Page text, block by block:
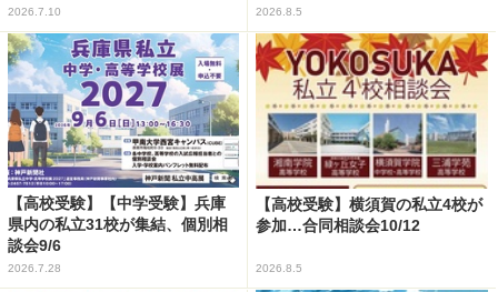
2026.7.10 2026.8.5
【高校受験】【中学受験】兵庫
県内の私立31校が集結、個別相
談会9/6
2026.7.28
【高校受験】横須賀の私立4校が
参加…合同相談会10/12
2026.8.5